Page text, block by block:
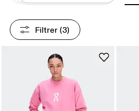
Filtrer (3)